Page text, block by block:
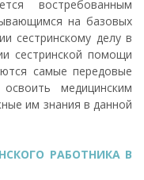
востребованным
на базовых
сестринскому делу в
сестринской помощи
самые передовые
медицинским
им знания в данной
РАБОТНИКА В